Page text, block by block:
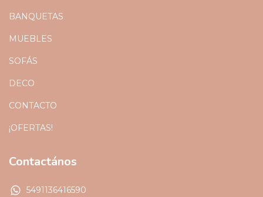
BANQUETAS
MUEBLES
SOFÁS
DECO
CONTACTO
¡OFERTAS!
Contactános
5491136416590